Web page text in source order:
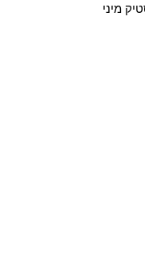
מיני